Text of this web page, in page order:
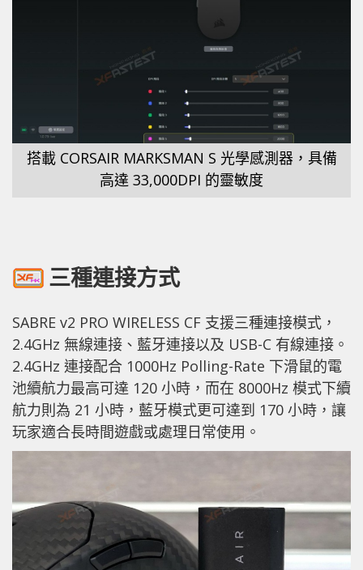
搭載 CORSAIR MARKSMAN S 光學感測器，具備
高達 33,000DPI 的靈敏度
三種連接方式
SABRE v2 PRO WIRELESS CF 支援三種連接模式，
2.4GHz 無線連接、藍牙連接以及 USB-C 有線連接。
2.4GHz 連接配合 1000Hz Polling-Rate 下滑鼠的電
池續航力最高可達 120 小時，而在 8000Hz 模式下續
航力則為 21 小時，藍牙模式更可達到 170 小時，讓
玩家適合長時間遊戲或處理日常使用。